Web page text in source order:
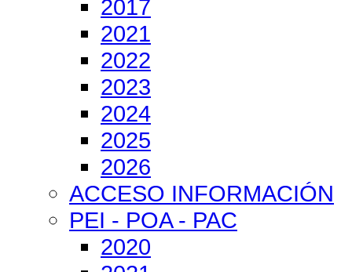
2017
2021
2022
2023
2024
2025
2026
ACCESO INFORMACIÓN
PEI - POA - PAC
2020